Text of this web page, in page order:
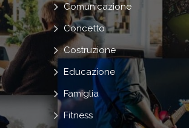
Comunicazione
Concetto
Costruzione
Educazione
Famiglia
Fitness